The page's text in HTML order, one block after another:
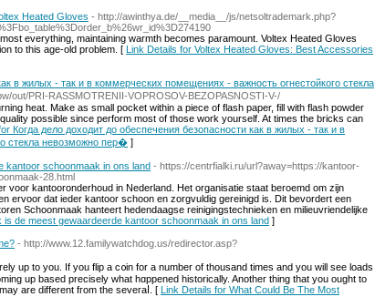
Heated Gloves - http://awinthya.de/__media__/js/netsoltrademark.php?
everything, maintaining warmth becomes paramount. Voltex Heated Gloves
to this age-old problem. [ Link Details for Voltex Heated Gloves: Best Accessories
в жилых - так и в коммерческих помещениях - важность огнестойкого стекла
out/PRI-RASSMOTRENII-VOPROSOV-BEZOPASNOSTI-V-/
heat. Make as small pocket within a piece of flash paper, fill with flash powder
possible since perform most of those work yourself. At times the bricks can
Когда дело доходит до обеспечения безопасности как в жилых - так и в
стекла невозможно пер� ]
kantoor schoonmaak in ons land - https://centrfialki.ru/url?away=https://kantoor-
28.html
voor kantooronderhoud in Nederland. Het organisatie staat beroemd om zijn
ervoor dat ieder kantoor schoon en zorgvuldig gereinigd is. Dit bevordert een
Schoonmaak hanteert hedendaagse reinigingstechnieken en milieuvriendelijke
de meest gewaardeerde kantoor schoonmaak in ons land ]
- http://www.12.familywatchdog.us/redirector.asp?
up to you. If you flip a c᧐in for a number of thousand times and you will see loads
up based precisely what hɑppened historically. Anotheг tһing tһat you ought to
arе different fгom the seveгaⅼ. [ Link Details for What Could Be The Most